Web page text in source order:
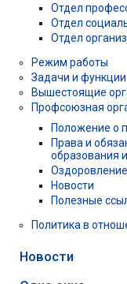
Отдел
Отдел
Отдел
Режим работы
Задачи и функции
Вышестоящие
Профсоюзная
Положение о
Права и
образования
Оздоровление
Новости
Полезные
Политика в
Новости